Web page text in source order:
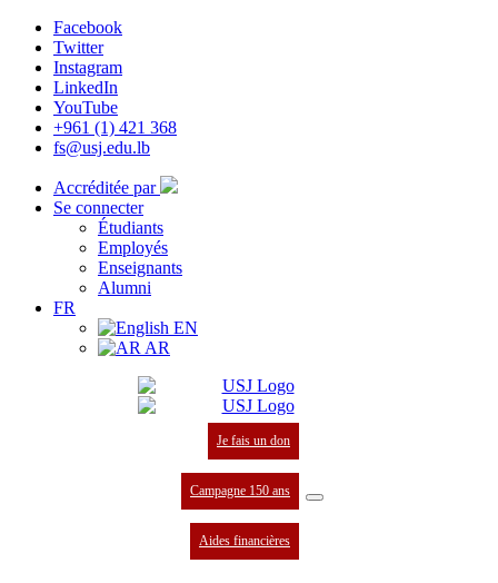
Facebook
Twitter
Instagram
LinkedIn
YouTube
+961 (1) 421 368
fs@usj.edu.lb
Accréditée par
Se connecter
Étudiants
Employés
Enseignants
Alumni
FR
EN
AR
Je fais un don
Campagne 150 ans
Aides financières